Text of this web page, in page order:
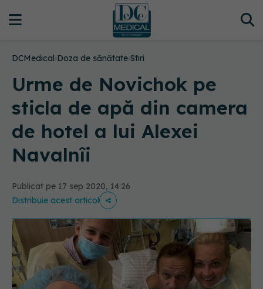
DCMedical›Doza de sănătate›Stiri
Urme de Novichok pe
sticla de apă din camera
de hotel a lui Alexei
Navalnîi
Publicat pe 17 sep 2020, 14:26
Distribuie acest articol